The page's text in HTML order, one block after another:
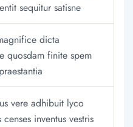
sequitur satisne
dicta
quosdam finite spem
vere adhibuit lyco
inventus vestris